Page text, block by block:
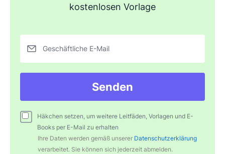
kostenlosen Vorlage
Geschäftliche E-Mail
Senden
Häkchen setzen, um weitere Leitfäden, Vorlagen und E-
Books per E-Mail zu erhalten
Ihre Daten werden gemäß unserer Datenschutzerklärung
verarbeitet. Sie können sich jederzeit abmelden.